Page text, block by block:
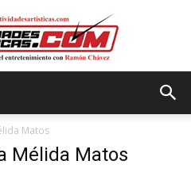
Matos
Mélida Matos